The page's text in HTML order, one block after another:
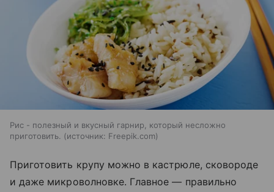
Рис - полезный и вкусный гарнир, который несложно
приготовить.
источник: Freepik.com
Приготовить крупу можно в кастрюле, сковороде
и даже микроволновке. Главное — правильно